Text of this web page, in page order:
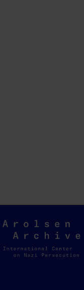
Arolsen
Archives